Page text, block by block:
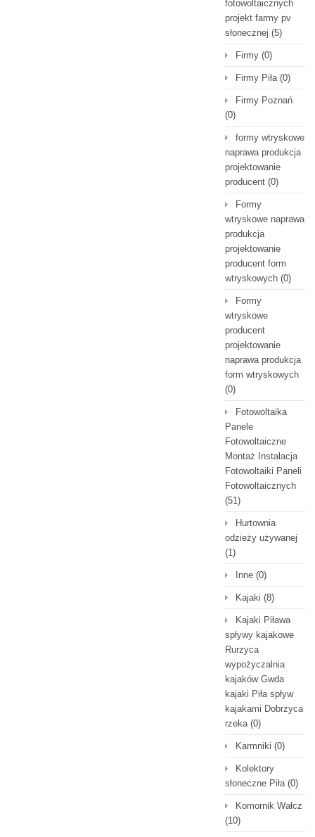
fotowoltaicznych
projekt farmy pv
słonecznej (5)
Firmy (0)
Firmy Piła(0)
Firmy Poznań
(0)
formy wtryskowe
naprawa produkcja
projektowanie
producent (0)
Formy
wtryskowe naprawa
produkcja
projektowanie
producent form
wtryskowych (0)
Formy
wtryskowe
producent
projektowanie
naprawa produkcja
form wtryskowych
(0)
Fotowoltaika
Panele
Fotowoltaiczne
Montaż Instalacja
Fotowoltaiki Paneli
Fotowoltaicznych
(51)
Hurtownia
odzieży używanej
(1)
Inne (0)
Kajaki (8)
Kajaki Piława
spływy kajakowe
Rurzyca
wypożyczalnia
kajaków Gwda
kajaki Piła spływ
kajakami Dobrzyca
rzeka(0)
Karmniki (0)
Kolektory
słoneczne Piła(0)
Komornik Wałcz
(10)